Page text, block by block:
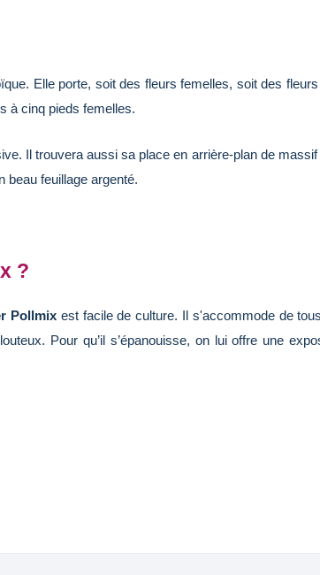
Elle porte, soit des fleurs femelles, soit des
à cinq pieds femelles.
Il trouvera aussi sa place en arrière-plan de
beau feuillage argenté.
?
Pollmix est facile de culture. Il s'accommode de
Pour qu’il s’épanouisse, on lui offre une